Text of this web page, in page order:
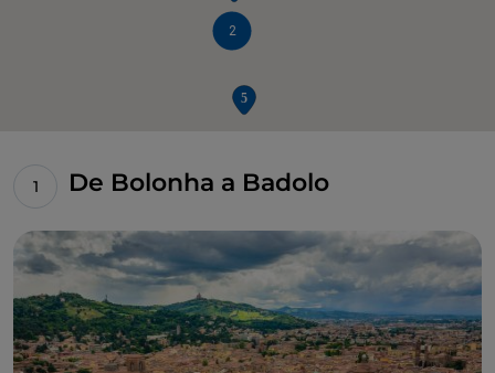
2
De Bolonha a Badolo